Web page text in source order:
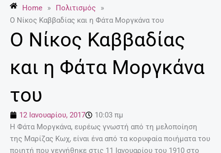
f
p
Home » Πολιτισμός
»
Ο Νίκος Καββαδίας και η Φάτα Μοργκάνα του
Ο Νίκος Καββαδίας
και η Φάτα Μοργκάνα
του
12 Ιανουαρίου, 2017
10:03 πμ
Η Φάτα Μοργκάνα, ευρέως γνωστή από τη μελοποίηση
της Μαρίζας Κωχ, είναι ένα από τα κορυφαία ποιήματα του
ποιητή που γεννήθηκε στις 11 Ιανουαρίου του 1910 στο